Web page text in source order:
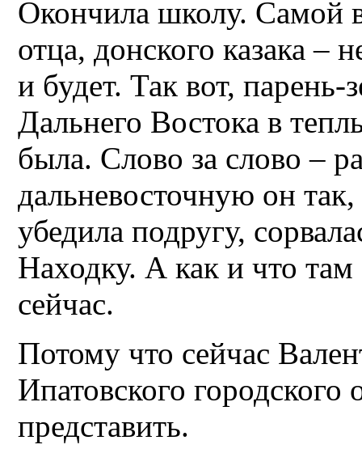
Окончила школу. Самой
отца, донского казака –
и будет. Так вот,
Дальнего Востока в
была. Слово за слово –
дальневосточную он
убедила подругу,
Находку. А как и что
сейчас.
Потому что сейчас
Ипатовского
представить.